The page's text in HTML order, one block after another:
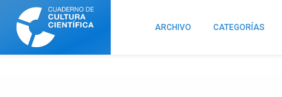
Cuaderno
Cultura
Científica
ARCHIVO CATEGORÍAS